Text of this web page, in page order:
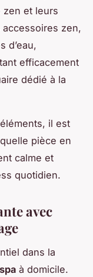
zen et leurs
zen,
d’eau,
efficacement
dédié à la
il est
pièce en
calme et
quotidien.
avec
dans la
à domicile.